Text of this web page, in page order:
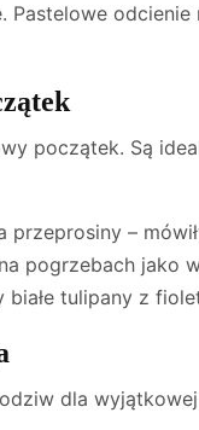
początek. Są
–
pogrzebach
białe tulipany z
dla